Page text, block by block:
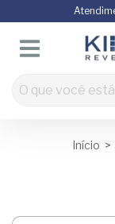
Início >